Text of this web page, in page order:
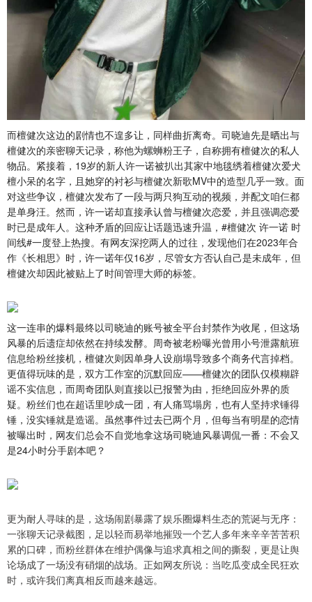
而檀健次这边的剧情也不遑多让，同样曲折离奇。司晓迪先是晒出与
檀健次的亲密聊天记录，称他为螺蛳粉王子，自称拥有檀健次的私人
物品。紧接着，19岁的新人许一诺被扒出其家中地毯绣着檀健次爱犬
檀小呆的名字，且她穿的衬衫与檀健次新歌MV中的造型几乎一致。面
对这些争议，檀健次发布了一段与两只狗互动的视频，并配文咱仨都
是单身汪。然而，许一诺却直接承认曾与檀健次恋爱，并且强调恋爱
时已是成年人。这种矛盾的回应让话题迅速升温，#檀健次 许一诺 时
间线#一度登上热搜。有网友深挖两人的过往，发现他们在2023年合
作《长相思》时，许一诺年仅16岁，尽管女方否认自己是未成年，但
檀健次却因此被贴上了时间管理大师的标签。
这一连串的爆料最终以司晓迪的账号被全平台封禁作为收尾，但这场
风暴的后遗症却依然在持续发酵。周奇被老粉曝光曾用小号泄露航班
信息给粉丝接机，檀健次则因单身人设崩塌导致多个商务代言掉档。
更值得玩味的是，双方工作室的沉默回应——檀健次的团队仅模糊辟
谣不实信息，而周奇团队则直接以已报警为由，拒绝回应外界的质
疑。粉丝们也在超话里吵成一团，有人痛骂塌房，也有人坚持求锤得
锤，没实锤就是造谣。虽然事件过去已两个月，但每当有明星的恋情
被曝出时，网友们总会不自觉地拿这场司晓迪风暴调侃一番：不会又
是24小时分手剧本吧？
更为耐人寻味的是，这场闹剧暴露了娱乐圈爆料生态的荒诞与无序：
一张聊天记录截图，足以轻而易举地摧毁一个艺人多年来辛辛苦苦积
累的口碑，而粉丝群体在维护偶像与追求真相之间的撕裂，更是让舆
论场成了一场没有硝烟的战场。正如网友所说：当吃瓜变成全民狂欢
时，或许我们离真相反而越来越远。